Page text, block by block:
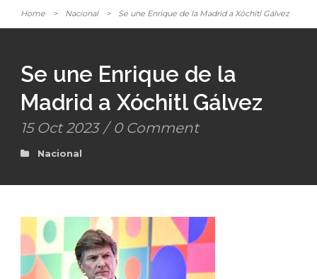
Home > Nacional > Se une Enrique de la Madrid a Xóchitl Gálvez
Se une Enrique de la
Madrid a Xóchitl Gálvez
15 Oct 2023 / 0 Comment
Nacional